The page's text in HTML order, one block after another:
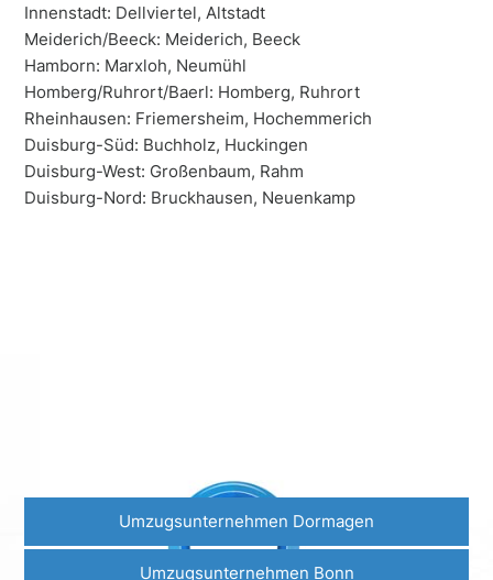
Innenstadt: Dellviertel, Altstadt
Meiderich/Beeck: Meiderich, Beeck
Hamborn: Marxloh, Neumühl
Homberg/Ruhrort/Baerl: Homberg, Ruhrort
Rheinhausen: Friemersheim, Hochemmerich
Duisburg-Süd: Buchholz, Huckingen
Duisburg-West: Großenbaum, Rahm
Duisburg-Nord: Bruckhausen, Neuenkamp
Umzugsunternehmen Dormagen
Umzugsunternehmen Bonn